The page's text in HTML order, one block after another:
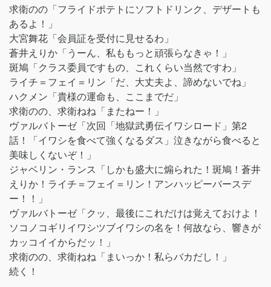
求衛のの「フライドポテトにソフトドリンク、デザートも
あるよ！」
大宮舞花「会員証を受付に見せるわ」
蒼井えりか「うーん、私ももっと頑張らなきゃ！」
斑鳩「クラス委員ですもの、これくらい当然ですわ」
ライチ＝フェイ＝リン「だ、大丈夫よ、諦めないでね」
ハクメン「貴様の運命も、ここまでだ」
求衛のの、求衛ねね「またねー！」
ヴァルバトーゼ「次回「地獄武勇伝イワシロード」第2
話！「イワシを食べて強くなるダス」泣きながら食べると
美味しくないぞ！」
ジャベリン・ランス「しかも盛大に煽られた！斑鳩！蒼井
えりか！ライチ＝フェイ＝リン！アンハッピーバースデ
ー！！」
ヴァルバトーゼ「クッ、最後にこれだけは覚えておけよ！
ソコノコギリイワシツブイワシの名を！何故なら、響きが
カッコイイからだッ！」
求衛のの、求衛ねね「まいっか！私らバカだし！」
続く！